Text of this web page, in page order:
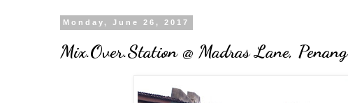
Monday, June 26, 2017
Mix.Over.Station @ Madras Lane, Penang